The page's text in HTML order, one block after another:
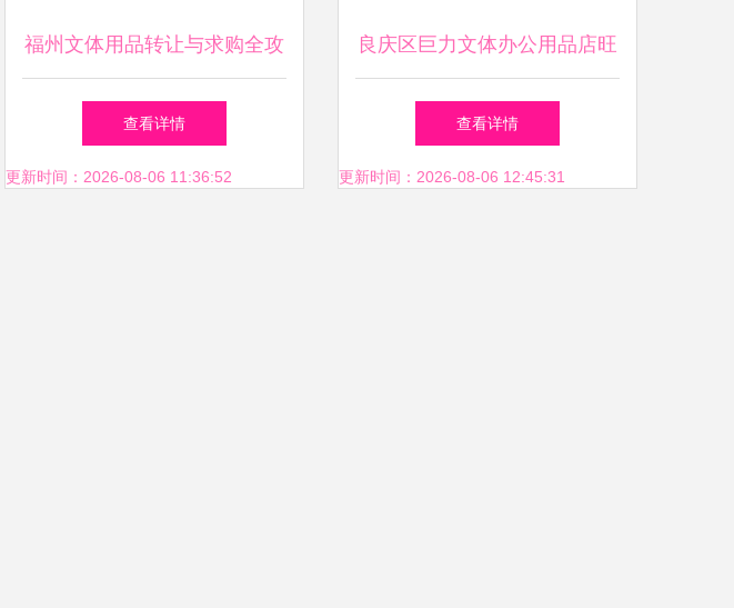
福州文体用品转让与求购全攻
略 便民网助力二手交易智慧
变宝
查看详情
更新时间：2026-08-06 11:36:52
良庆区巨力文体办公用品店旺
铺转让 区位优势与行业前景
并重
查看详情
更新时间：2026-08-06 12:45:31